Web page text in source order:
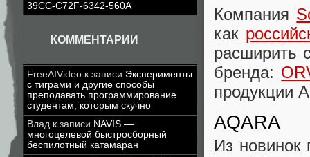
39CC-C72F-6342-560A
КОММЕНТАРИИ
FreeAIVideo к записи Эксперименты
с тиграми и другие способы
преподавать программирование
студентам, которым скучно
Влад к записи NAVIS —
многоцелевой быстросборный
беспилотный катамаран
Компания
как
расширить
бренда:
продукции
AQARA
Из новинок